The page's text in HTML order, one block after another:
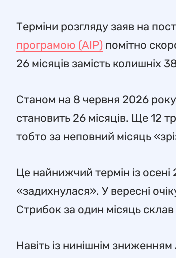
Терміни розгляду заяв на
програмою (AIP) помітно
26 місяців замість колишніх
Станом на 8 червня 2026
становить 26 місяців. Ще 12
тобто за неповний місяць
Це найнижчий термін із осені
«задихнулася». У вересні
Стрибок за один місяць склав
Навіть із нинішнім